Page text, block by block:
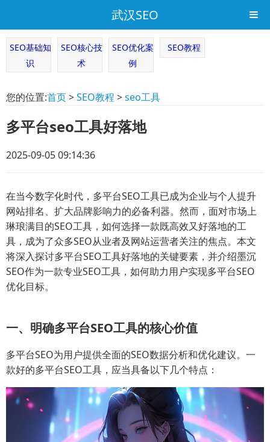
武汉SEO
SEO基础知
识
SEO核心技
术
SEO优化案
例
SEO教程
您的位置:首页>SEO教程 >seo工具
多平台seo工具好落地
2025-09-05 09:14:36
在当今数字化时代，多平台SEO工具已成为企业与个人提升
网站排名、扩大品牌影响力的必备利器。然而，面对市场上
琳琅满目的SEO工具，如何选择一款既高效又好落地的工
具，成为了众多SEO从业者及网站运营者关注的焦点。本文
将深入探讨多平台SEO工具好落地的关键要素，并介绍墨沉
SEO作为一款专业SEO工具，如何助力用户实现多平台SEO
优化目标。
一、明确多平台SEO工具的核心价值
多平台SEO为用户提供全面的SEO数据分析和优化建议。一
款好的多平台SEO工具，应当具备以下几个特点：